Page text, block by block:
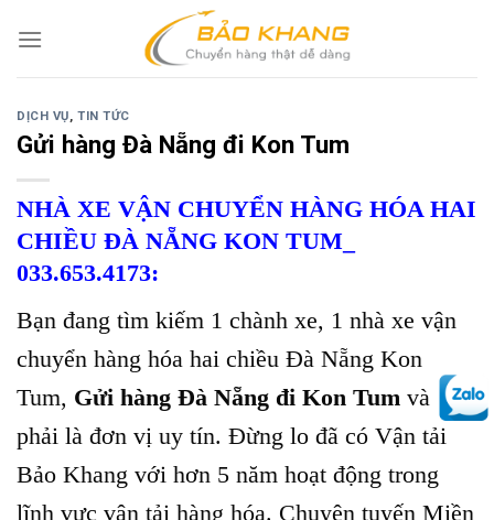
DỊCH VỤ,TIN TỨC
Gửi hàng Đà Nẵng đi Kon Tum
NHÀ XE VẬN CHUYỂN HÀNG HÓA HAI
CHIỀU ĐÀ NẴNG KON TUM_
033.653.4173:
Bạn đang tìm kiếm 1 chành xe, 1 nhà xe vận
chuyển hàng hóa hai chiều Đà Nẵng Kon
Tum, Gửi hàng Đà Nẵng đi Kon Tum và
phải là đơn vị uy tín. Đừng lo đã có Vận tải
Bảo Khang với hơn 5 năm hoạt động trong
lĩnh vực vận tải hàng hóa. Chuyên tuyến Miền